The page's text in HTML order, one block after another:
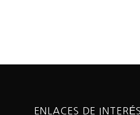
ENLACES DE INTERÉS